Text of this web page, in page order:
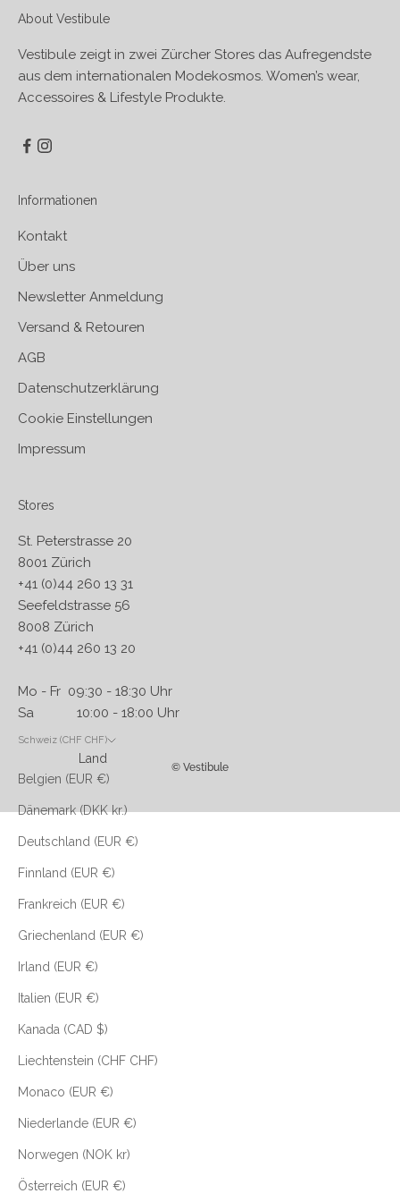
About Vestibule
Vestibule zeigt in zwei Zürcher Stores das Aufregendste
aus dem internationalen Modekosmos. Women’s wear,
Accessoires & Lifestyle Produkte.
Informationen
Kontakt
Über uns
Newsletter Anmeldung
Versand & Retouren
AGB
Datenschutzerklärung
Cookie Einstellungen
Impressum
Stores
St. Peterstrasse 20
8001 Zürich
+41 (0)44 260 13 31
Seefeldstrasse 56
8008 Zürich
+41 (0)44 260 13 20
Mo - Fr 09:30 - 18:30 Uhr
Sa 10:00 - 18:00 Uhr
Schweiz (CHF CHF)
Land
Belgien (EUR €)
Dänemark (DKK kr.)
Deutschland (EUR €)
Finnland (EUR €)
Frankreich (EUR €)
Griechenland (EUR €)
Irland (EUR €)
Italien (EUR €)
Kanada (CAD $)
Liechtenstein (CHF CHF)
Monaco (EUR €)
Niederlande (EUR €)
Norwegen (NOK kr)
Österreich (EUR €)
© Vestibule